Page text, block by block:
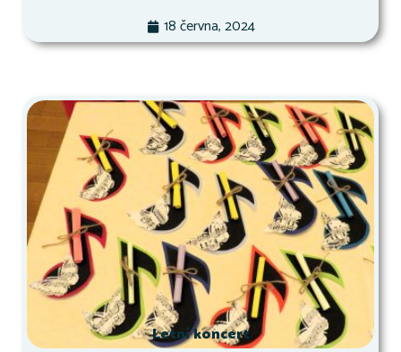
18 června, 2024
Letní koncert